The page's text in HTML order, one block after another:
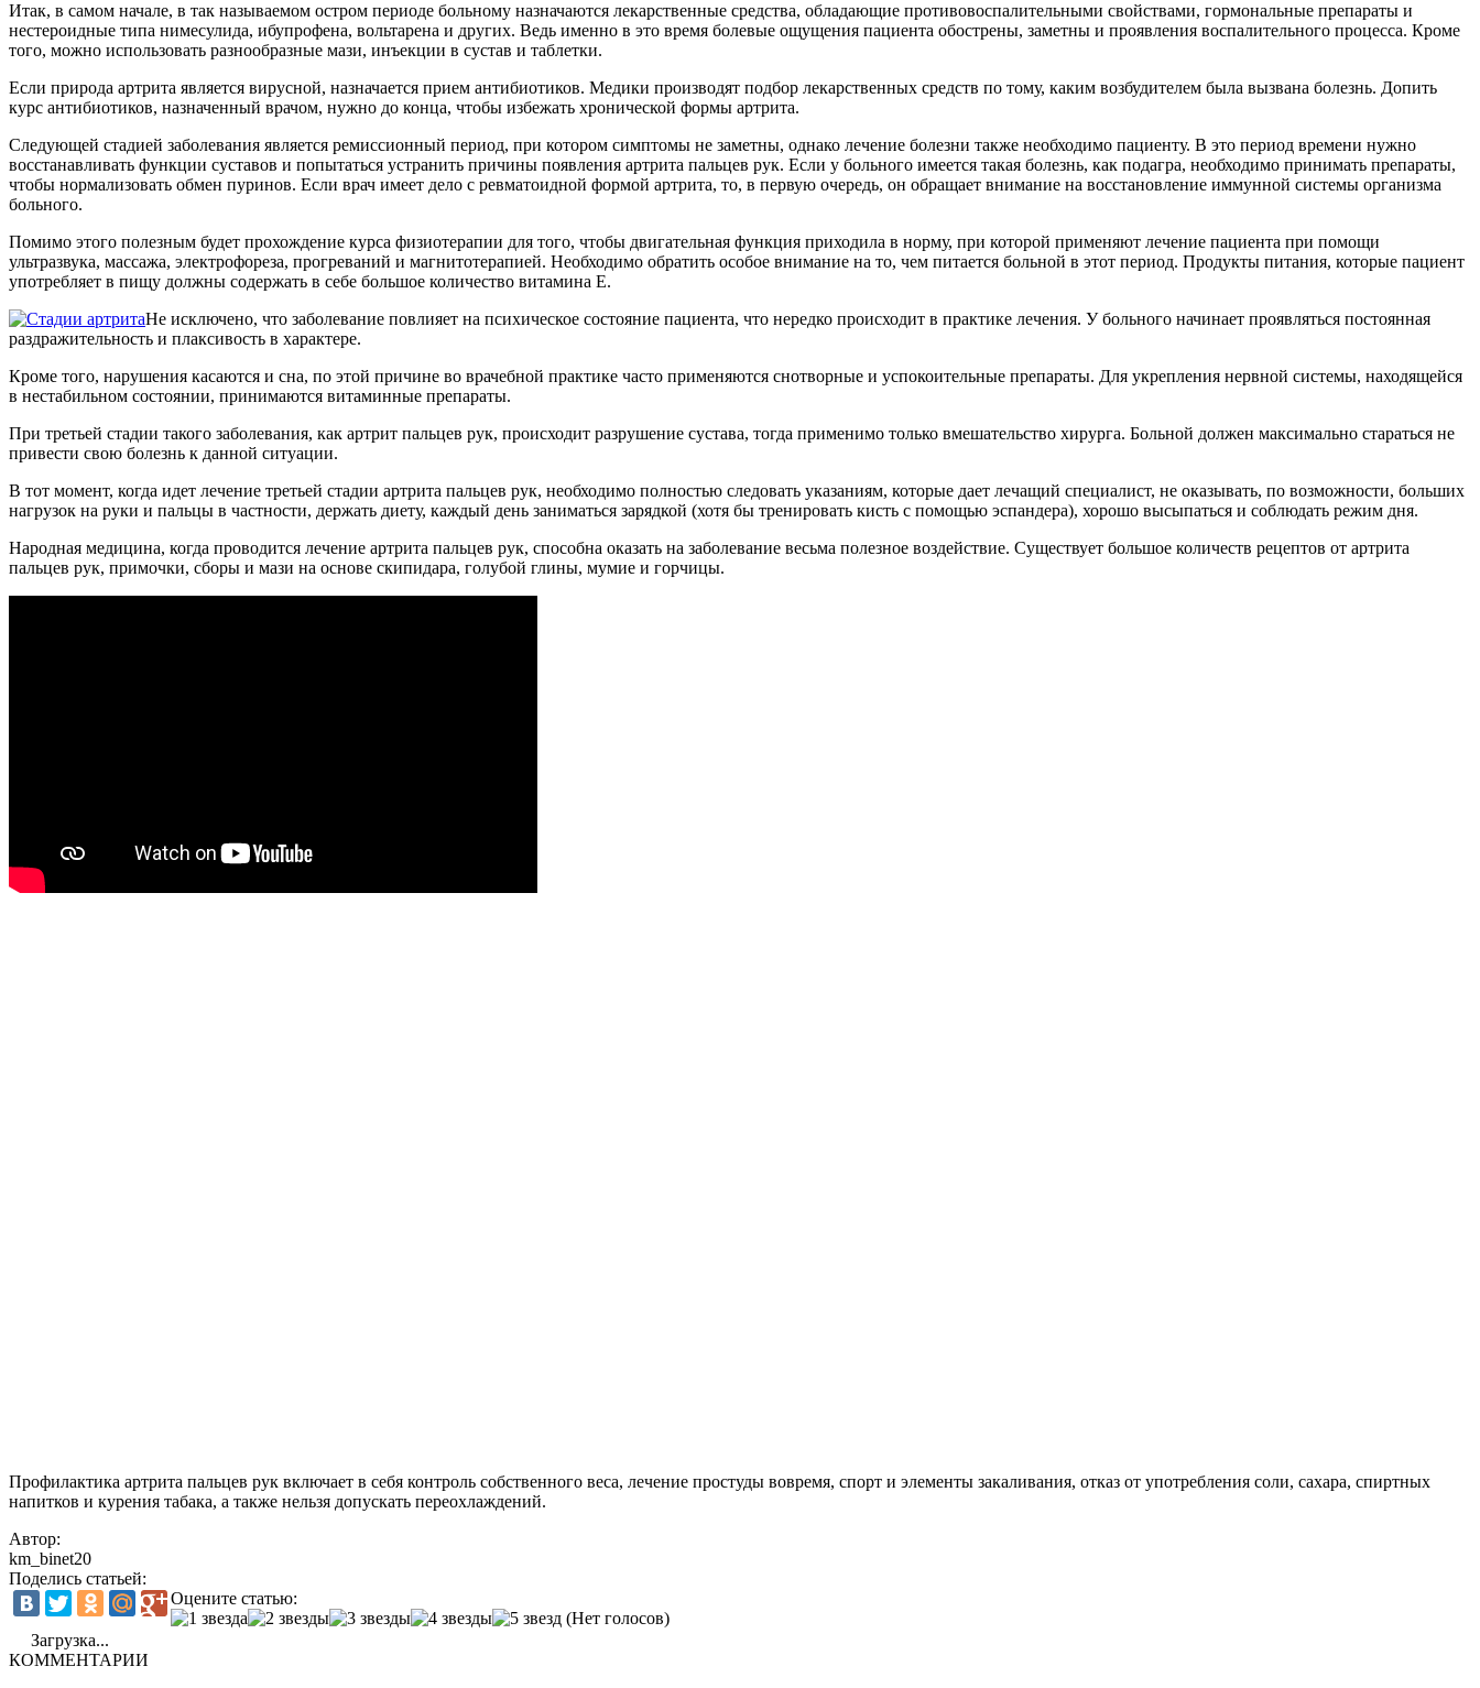
Итак, в самом начале, в так называемом остром периоде больному назначаются лекарственные средства, обладающие противовоспалительными свойствами, гормональные препараты и
нестероидные типа нимесулида, ибупрофена, вольтарена и других. Ведь именно в это время болевые ощущения пациента обострены, заметны и проявления воспалительного процесса. Кроме
того, можно использовать разнообразные мази, инъекции в сустав и таблетки.
Если природа артрита является вирусной, назначается прием антибиотиков. Медики производят подбор лекарственных средств по тому, каким возбудителем была вызвана болезнь. Допить
курс антибиотиков, назначенный врачом, нужно до конца, чтобы избежать хронической формы артрита.
Следующей стадией заболевания является ремиссионный период, при котором симптомы не заметны, однако лечение болезни также необходимо пациенту. В это период времени нужно
восстанавливать функции суставов и попытаться устранить причины появления артрита пальцев рук. Если у больного имеется такая болезнь, как подагра, необходимо принимать препараты,
чтобы нормализовать обмен пуринов. Если врач имеет дело с ревматоидной формой артрита, то, в первую очередь, он обращает внимание на восстановление иммунной системы организма
больного.
Помимо этого полезным будет прохождение курса физиотерапии для того, чтобы двигательная функция приходила в норму, при которой применяют лечение пациента при помощи
ультразвука, массажа, электрофореза, прогреваний и магнитотерапией. Необходимо обратить особое внимание на то, чем питается больной в этот период. Продукты питания, которые пациент
употребляет в пищу должны содержать в себе большое количество витамина Е.
Не исключено, что заболевание повлияет на психическое состояние пациента, что нередко происходит в практике лечения. У больного начинает проявляться постоянная
раздражительность и плаксивость в характере.
Кроме того, нарушения касаются и сна, по этой причине во врачебной практике часто применяются снотворные и успокоительные препараты. Для укрепления нервной системы, находящейся
в нестабильном состоянии, принимаются витаминные препараты.
При третьей стадии такого заболевания, как артрит пальцев рук, происходит разрушение сустава, тогда применимо только вмешательство хирурга. Больной должен максимально стараться не
привести свою болезнь к данной ситуации.
В тот момент, когда идет лечение третьей стадии артрита пальцев рук, необходимо полностью следовать указаниям, которые дает лечащий специалист, не оказывать, по возможности, больших
нагрузок на руки и пальцы в частности, держать диету, каждый день заниматься зарядкой (хотя бы тренировать кисть с помощью эспандера), хорошо высыпаться и соблюдать режим дня.
Народная медицина, когда проводится лечение артрита пальцев рук, способна оказать на заболевание весьма полезное воздействие. Существует большое количеств рецептов от артрита
пальцев рук, примочки, сборы и мази на основе скипидара, голубой глины, мумие и горчицы.
Профилактика артрита пальцев рук включает в себя контроль собственного веса, лечение простуды вовремя, спорт и элементы закаливания, отказ от употребления соли, сахара, спиртных
напитков и курения табака, а также нельзя допускать переохлаждений.
Автор:
km_binet20
Поделись статьей:
Оцените статью:
(Нет голосов)
Загрузка...
КОММЕНТАРИИ